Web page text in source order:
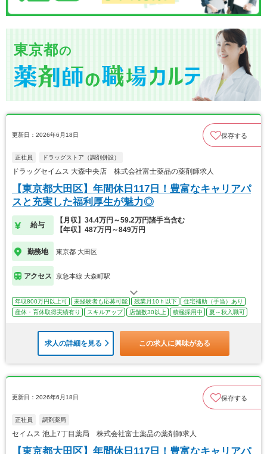
東京都の
更新日：2026年6月18日 保存する
正社員 ドラッグストア（調剤併設）
ドラッグセイムス 大森中央店 株式会社富士薬品の薬剤師求人
【東京都大田区】年間休日117日！豊富なキャリアパ
スと充実した福利厚生が魅力◎
給与
【月収】34.4万円～59.2万円諸手当含む
【年収】487万円～849万円
勤務地 東京都 大田区
アクセス 京急本線 大森町駅
年収800万円以上可 未経験者も応募可能 残業月10ｈ以下
住宅補助（手当）あり
産休・育休取得実績有り
スキルアップ 店舗数30以上 積極採用中 夏～秋入職可
求人の詳細を見る この求人に興味がある
更新日：2026年6月18日 保存する
正社員 調剤薬局
セイムス 池上7丁目薬局 株式会社富士薬品の薬剤師求人
【東京都大田区】年間休日117日！豊富なキャリアパ